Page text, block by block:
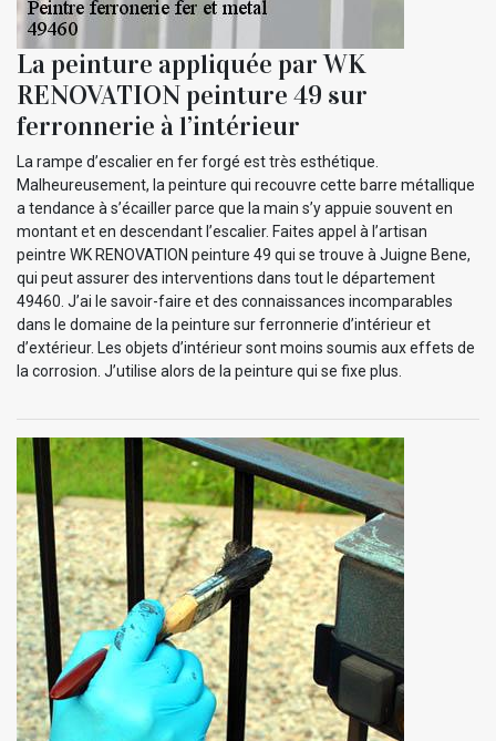
La peinture appliquée par WK
RENOVATION peinture 49 sur
ferronnerie à l’intérieur
La rampe d’escalier en fer forgé est très esthétique.
Malheureusement, la peinture qui recouvre cette barre métallique
a tendance à s’écailler parce que la main s’y appuie souvent en
montant et en descendant l’escalier. Faites appel à l’artisan
peintre WK RENOVATION peinture 49 qui se trouve à Juigne Bene,
qui peut assurer des interventions dans tout le département
49460. J’ai le savoir-faire et des connaissances incomparables
dans le domaine de la peinture sur ferronnerie d’intérieur et
d’extérieur. Les objets d’intérieur sont moins soumis aux effets de
la corrosion. J’utilise alors de la peinture qui se fixe plus.